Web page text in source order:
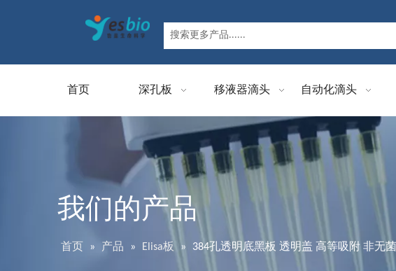
首页 深孔板 移液器滴头 自动化滴头
我们的产品
首页 » 产品 » Elisa板 » 384孔透明底黑板 透明盖 高等吸附 非无菌